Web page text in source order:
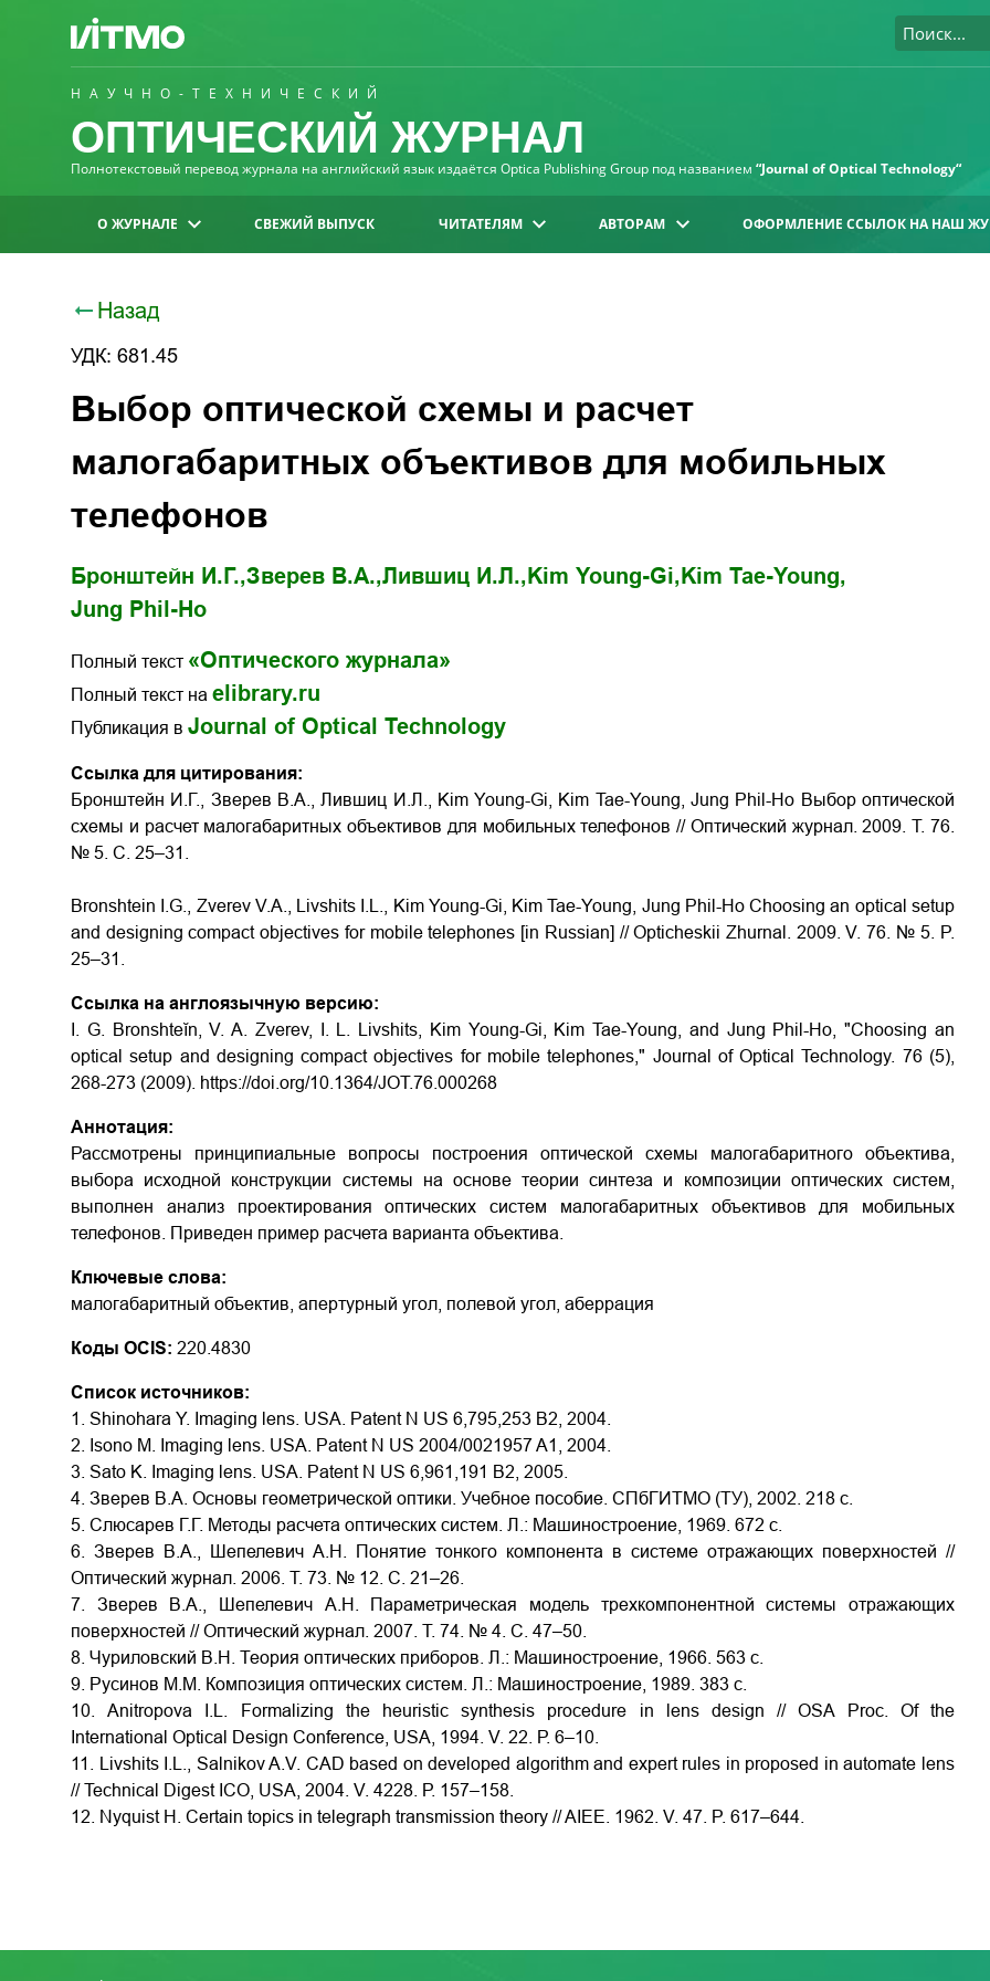
НАУЧНО-ТЕХНИЧЕСКИЙ
ОПТИЧЕСКИЙ ЖУРНАЛ
Полнотекстовый перевод журнала на английский язык издаётся Optica Publishing Group под названием “Journal of Optical Technology“
О ЖУРНАЛЕ СВЕЖИЙ ВЫПУСК ЧИТАТЕЛЯМ АВТОРАМ ОФОРМЛЕНИЕ ССЫЛОК НА НАШ
Назад
УДК: 681.45
Выбор оптической схемы и расчет
малогабаритных объективов для мобильных
телефонов
Бронштейн И.Г.,Зверев В.А.,Лившиц И.Л., Kim Young-Gi, Kim Tae-Young,
Jung Phil-Ho
Полный текст «Оптического журнала»
Полный текст на elibrary.ru
Публикация в Journal of Optical Technology
Ссылка для цитирования:
Бронштейн И.Г., Зверев В.А., Лившиц И.Л., Kim Young-Gi, Kim Tae-Young, Jung Phil-Ho Выбор оптической
схемы и расчет малогабаритных объективов для мобильных телефонов // Оптический журнал. 2009. Т. 76.
№ 5. С. 25–31.
Bronshtein I.G., Zverev V.A., Livshits I.L., Kim Young-Gi, Kim Tae-Young, Jung Phil-Ho Choosing an optical setup
and designing compact objectives for mobile telephones [in Russian] // Opticheskii Zhurnal. 2009. V. 76. № 5. P.
25–31.
Ссылка на англоязычную версию:
I. G. Bronshteĭn, V. A. Zverev, I. L. Livshits, Kim Young-Gi, Kim Tae-Young, and Jung Phil-Ho, "Choosing an
optical setup and designing compact objectives for mobile telephones," Journal of Optical Technology. 76 (5),
268-273 (2009). https://doi.org/10.1364/JOT.76.000268
Аннотация:
Рассмотрены принципиальные вопросы построения оптической схемы малогабаритного объектива,
выбора исходной конструкции системы на основе теории синтеза и композиции оптических систем,
выполнен анализ проектирования оптических систем малогабаритных объективов для мобильных
телефонов. Приведен пример расчета варианта объектива.
Ключевые слова:
малогабаритный объектив, апертурный угол, полевой угол, аберрация
Коды OCIS: 220.4830
Список источников:
1. Shinohara Y. Imaging lens. USA. Patent N US 6,795,253 B2, 2004.
2. Isono M. Imaging lens. USA. Patent N US 2004/0021957 A1, 2004.
3. Sato K. Imaging lens. USA. Patent N US 6,961,191 B2, 2005.
4. Зверев В.А. Основы геометрической оптики. Учебное пособие. СПбГИТМО (ТУ), 2002. 218 с.
5. Слюсарев Г.Г. Методы расчета оптических систем. Л.: Машиностроение, 1969. 672 с.
6. Зверев В.А., Шепелевич А.Н. Понятие тонкого компонента в системе отражающих поверхностей //
Оптический журнал. 2006. Т. 73. № 12. С. 21–26.
7. Зверев В.А., Шепелевич А.Н. Параметрическая модель трехкомпонентной системы отражающих
поверхностей // Оптический журнал. 2007. Т. 74. № 4. С. 47–50.
8. Чуриловский В.Н. Теория оптических приборов. Л.: Машиностроение, 1966. 563 с.
9. Русинов М.М. Композиция оптических систем. Л.: Машиностроение, 1989. 383 с.
10. Anitropova I.L. Formalizing the heuristic synthesis procedure in lens design // OSA Proc. Оf the
International Optical Design Conference, USA, 1994. V. 22. Р. 6–10.
11. Livshits I.L., Salnikov A.V. CAD based on developed algorithm and expert rules in proposed in automate lens
// Technical Digest ICO, USA, 2004. V. 4228. Р. 157–158.
12. Nyquist H. Certain topics in telegraph transmission theory // AIEE. 1962. V. 47. P. 617–644.